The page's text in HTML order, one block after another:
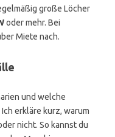
große Löcher
oder mehr. Bei
Miete nach.
und welche
erkläre kurz, warum
nicht. So kannst du